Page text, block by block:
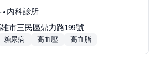
內科診所
市三民區鼎力路199號
糖尿病 高血壓 高血脂